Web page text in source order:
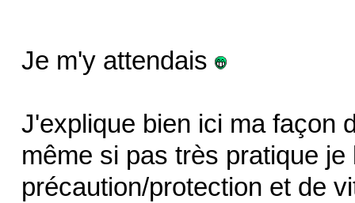
Je m'y attendais
J'explique bien ici ma façon
même si pas très pratique
précaution/protection et de